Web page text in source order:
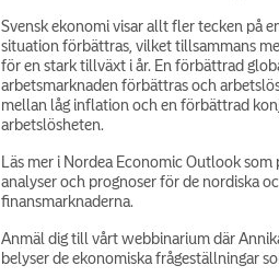
Svensk ekonomi visar allt fler tecken på
situation förbättras, vilket tillsammans
för en stark tillväxt i år. En förbättrad
arbetsmarknaden förbättras och
mellan låg inflation och en förbättrad
arbetslösheten.
Läs mer i Nordea Economic Outlook
analyser och prognoser för de nordiska
finansmarknaderna.
Anmäl dig till vårt webbinarium där
belyser de ekonomiska frågeställningar